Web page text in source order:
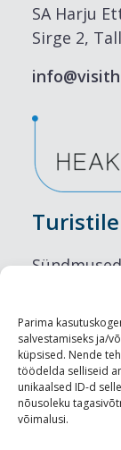
Parima
salvestamiseks ja/
küpsised. Nende
töödelda selliseid
unikaalsed ID-d
nõusoleku
võimalusi.
SA Harju
Sirge 2,
Turistile
Sündmused
Visit Tallinn